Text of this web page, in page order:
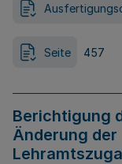
Seite 457
Berichtigung
Änderung der